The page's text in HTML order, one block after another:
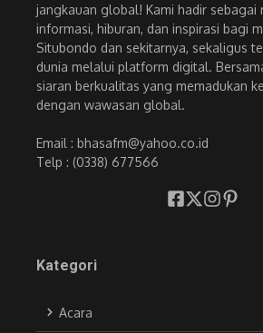
jangkauan global! Kami hadir sebagai
informasi, hiburan, dan inspirasi bagi
Situbondo dan sekitarnya, sekaligus
dunia melalui platform digital.
siaran berkualitas yang memadukan
dengan wawasan global.
Email : bhasafm@yahoo.co.id
Telp : (0338) 677566
Kategori
Acara